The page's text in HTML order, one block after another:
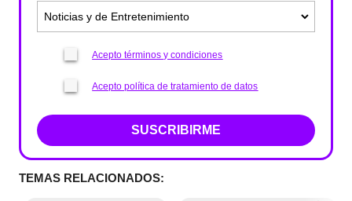
Acepto términos y condiciones
Acepto política de tratamiento de datos
SUSCRIBIRME
TEMAS RELACIONADOS: